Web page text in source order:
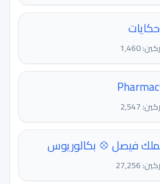
1,460
2,547
فيصل 💠 بكالوريوس
27,256